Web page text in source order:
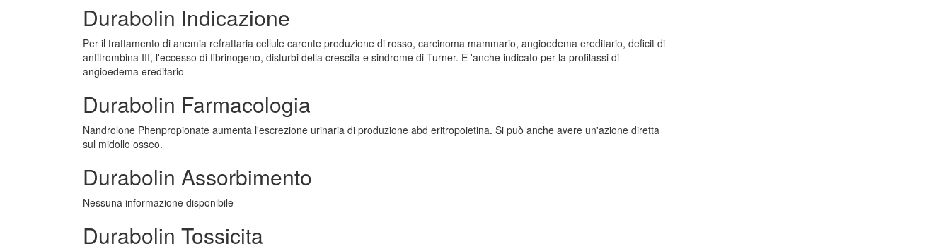
Durabolin Indicazione
Per il trattamento di anemia refrattaria cellule carente produzione di rosso, carcinoma mammario, angioedema ereditario, deficit di
antitrombina III, l'eccesso di fibrinogeno, disturbi della crescita e sindrome di Turner. E 'anche indicato per la profilassi di
angioedema ereditario
Durabolin Farmacologia
Nandrolone Phenpropionate aumenta l'escrezione urinaria di produzione abd eritropoietina. Si può anche avere un'azione diretta
sul midollo osseo.
Durabolin Assorbimento
Nessuna informazione disponibile
Durabolin Tossicita